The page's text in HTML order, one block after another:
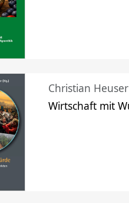
Christian
Wirtschaft mit